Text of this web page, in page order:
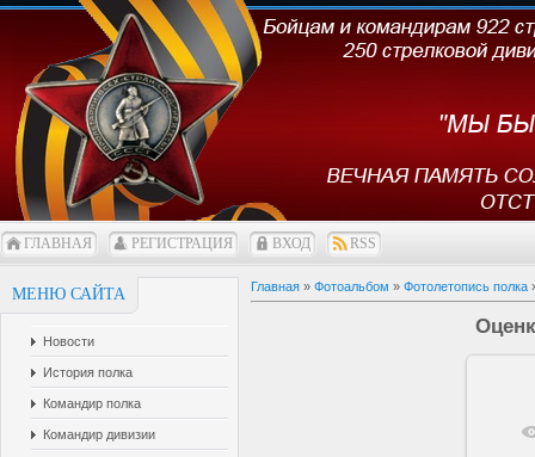
ГЛАВНАЯ РЕГИСТРАЦИЯ ВХОД RSS
МЕНЮ САЙТА
Новости
История полка
Командир полка
Командир дивизии
Главная » Фотоальбом » Фотолетопись полка
В